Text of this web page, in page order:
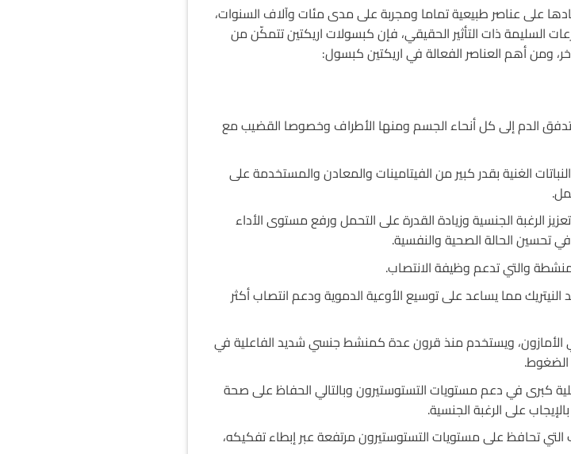
على عناصر طبيعية تماما ومجربة على مدى مئات وآلاف السنوات،
السليمة ذات التأثير الحقيقي، فإن كبسولات اريكتين تتمكّن من
ومن أهم العناصر الفعالة في اريكتين كبسول:
الدم إلى كل أنحاء الجسم ومنها الأطراف وخصوصا القضيب مع
الغنية بقدر كبير من الفيتامينات والمعادن والمستخدمة على
الرغبة الجنسية وزيادة القدرة على التحمل ورفع مستوى الأداء
تحسين الحالة الصحية والنفسية.
والتي تدعم وظيفة الانتصاب.
مما يساعد على توسيع الأوعية الدموية ودعم انتصاب أكثر
ويستخدم منذ قرون عدة كمنشط جنسي شديد الفاعلية في
الضغوط.
كبرى في دعم مستويات التستوستيرون وبالتالي الحفاظ على صحة
على الرغبة الجنسية.
تحافظ على مستويات التستوستيرون مرتفعة عبر إبطاء تفكيكه،